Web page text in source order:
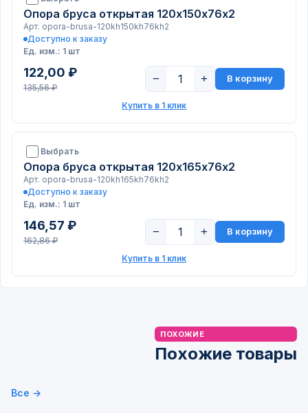
Опора бруса открытая 120х150х76х2
Арт. opora-brusa-120kh150kh76kh2
Доступно к заказу
Ед. изм.: 1 шт
122,00 ₽
135,56 ₽
− + В корзину
Купить в 1 клик
Выбрать
Опора бруса открытая 120х165х76х2
Арт. opora-brusa-120kh165kh76kh2
Доступно к заказу
Ед. изм.: 1 шт
146,57 ₽
162,86 ₽
− + В корзину
Купить в 1 клик
ПОХОЖИЕ
Похожие товары
Все →